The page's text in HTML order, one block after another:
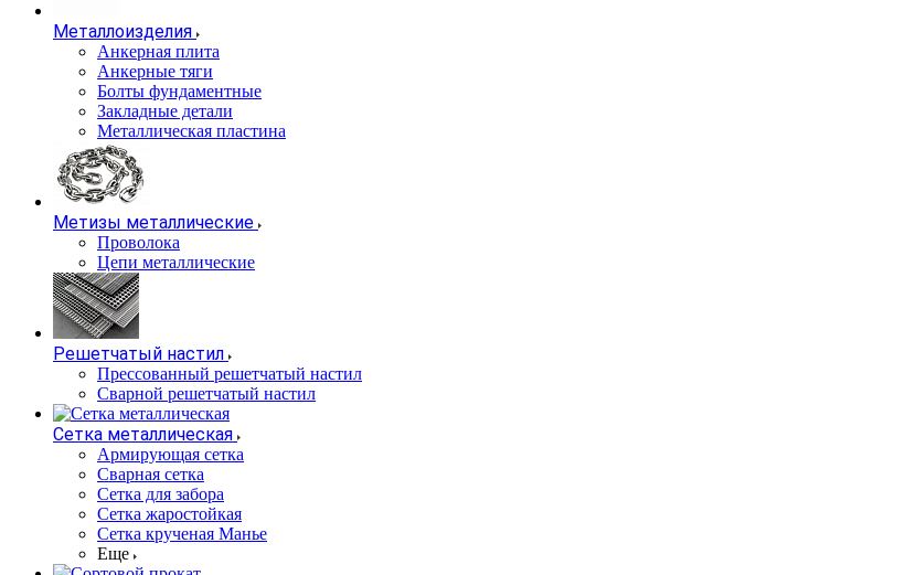
Металлоизделия
Анкерная плита
Анкерные тяги
Болты фундаментные
Закладные детали
Металлическая пластина
Метизы металлические
Проволока
Цепи металлические
Решетчатый настил
Прессованный решетчатый настил
Сварной решетчатый настил
Сетка металлическая
Армирующая сетка
Сварная сетка
Сетка для забора
Сетка жаростойкая
Сетка крученая Манье
Еще